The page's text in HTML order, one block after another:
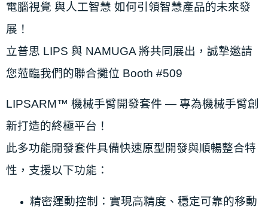
電腦視覺 與人工智慧 如何引領智慧產品的未來發
展！
立普思 LIPS 與 NAMUGA 將共同展出，誠摯邀請
您蒞臨我們的聯合攤位 Booth #509
LIPSARM™ 機械手臂開發套件 — 專為機械手臂創
新打造的終極平台！
此多功能開發套件具備快速原型開發與順暢整合特
性，支援以下功能：
精密運動控制：實現高精度、穩定可靠的移動